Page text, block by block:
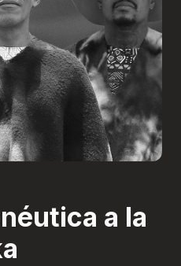
a la